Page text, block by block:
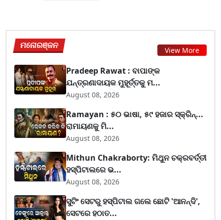
ମନୋରଞ୍ଜନ View More
Pradeep Rawat : ବାପାଙ୍କ
ଯନ୍ତ୍ରଣାଦାୟକ ମୁହୂର୍ତ୍ତକୁ ମ...
August 08, 2026
Ramayan : ୫୦ ଭାଷା, ୫୯ ହଜାର ସ୍କ୍ରିନ୍...
ରାମାୟଣକୁ ମି...
August 08, 2026
Mithun Chakraborty: ମିଥୁନ ଚକ୍ରବର୍ତ୍ତୀ
ହସ୍ପିଟାଲରେ ଭ...
August 08, 2026
ସୁଟିଂ ସେଟରୁ ହସ୍ପିଟାଲ ଗଲେ ଛୋଟି 'ଆନନ୍ଦି',
ସେଟରେ ହଠାତ...